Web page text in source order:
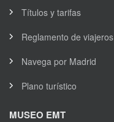
Títulos y tarifas
Reglamento de viajeros
Navega por Madrid
Plano turístico
MUSEO EMT